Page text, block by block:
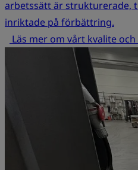
arbetssätt är strukturerade,
inriktade på förbättring.
Läs mer om vårt kvalite